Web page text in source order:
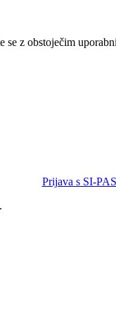
z obstoječim
Prijava s SI-
.